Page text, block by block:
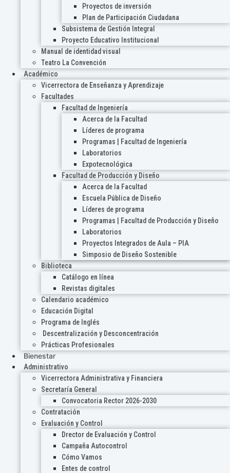
Proyectos de inversión
Plan de Participación Ciudadana
Subsistema de Gestión Integral
Proyecto Educativo Institucional
Manual de identidad visual
Teatro La Convención
Académico
Vicerrectora de Enseñanza y Aprendizaje
Facultades
Facultad de Ingeniería
Acerca de la Facultad
Líderes de programa
Programas | Facultad de Ingeniería
Laboratorios
Expotecnológica
Facultad de Producción y Diseño
Acerca de la Facultad
Escuela Pública de Diseño
Líderes de programa
Programas | Facultad de Producción y Diseño
Laboratorios
Proyectos Integrados de Aula – PIA
Simposio de Diseño Sostenible
Biblioteca
Catálogo en línea
Revistas digitales
Calendario académico
Educación Digital
Programa de Inglés
Descentralización y Desconcentración
Prácticas Profesionales
Bienestar
Administrativo
Vicerrectora Administrativa y Financiera
Secretaría General
Convocatoria Rector 2026-2030
Contratación
Evaluación y Control
Drector de Evaluación y Control
Campaña Autocontrol
Cómo Vamos
Entes de control